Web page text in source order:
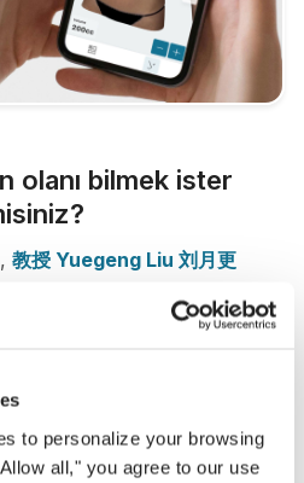
to personalize your browsing
all," you agree to our use
olanı bilmek ister
教授 Yuegeng Liu 刘月更
arkadaşlarınızla veya fikir
şimdi görün!